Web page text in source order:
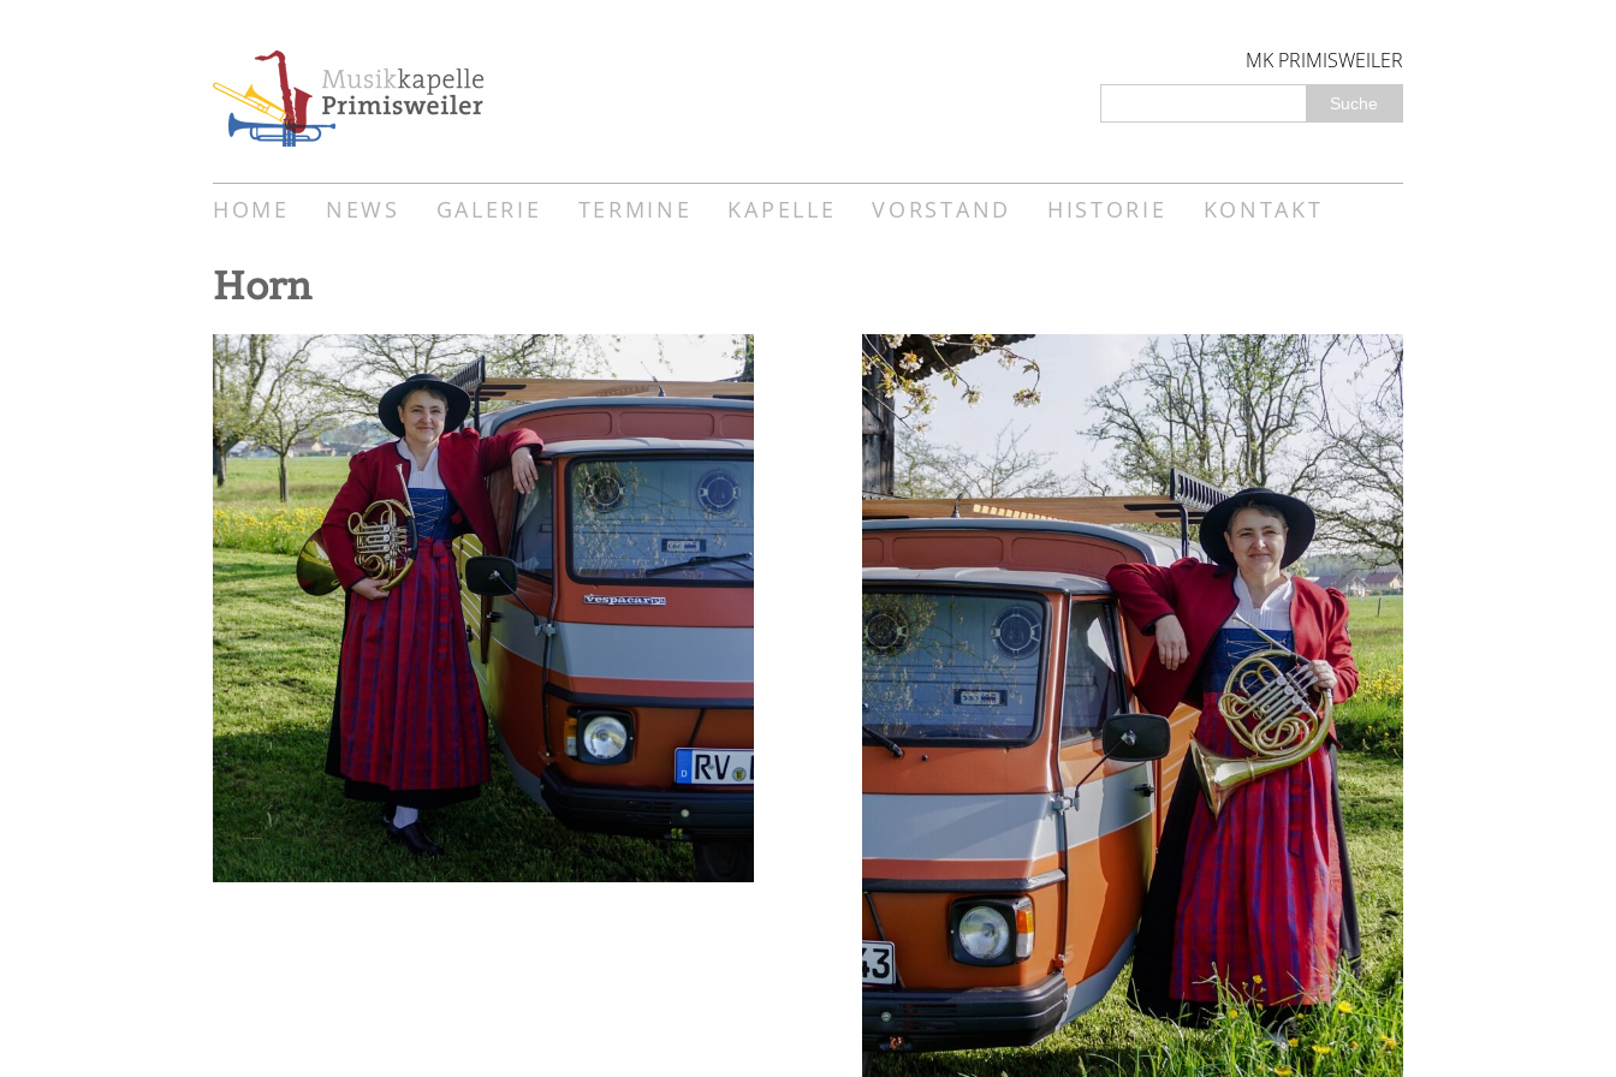
MK PRIMISWEILER
HOME NEWS GALERIE TERMINE KAPELLE VORSTAND HISTORIE KONTAKT
Horn